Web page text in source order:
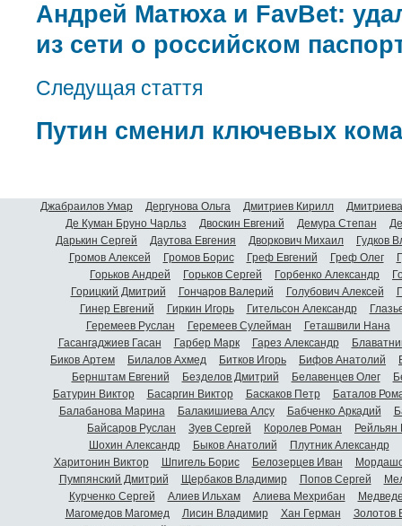
Андрей Матюха и FavBet:
из сети о российском
Следущая стаття
Путин сменил ключевых
Джабраилов Умар Дергунова Ольга Дмитриев Кирилл
Де Куман Бруно Чарльз
Двоскин Евгений Демура Степан
Дарькин Сергей
Даутова Евгения Дворкович Михаил
Гудков
Громов Алексей
Громов Борис Греф Евгений Греф Олег
Горьков Андрей
Горьков Сергей Горбенко Александр
Горицкий Дмитрий
Гончаров Валерий Голубович Алексей
Гинер Евгений
Гиркин Игорь Гительсон Александр
Геремеев Руслан
Геремеев Сулейман
Геташвили Нана
Гасангаджиев Гасан
Гарбер Марк Гарез Александр
Биков Артем
Билалов Ахмед Битков Игорь Бифов Анатолий
Бернштам Евгений
Безделов Дмитрий Белавенцев Олег
Батурин Виктор
Басаргин Виктор Баскаков Петр
Баталов
Балабанова Марина
Балакишиева Алсу Бабченко Аркадий
Байсаров Руслан
Зуев Сергей Королев Роман
Шохин Александр
Быков Анатолий Плутник Александр
Харитонин Виктор
Шпигель Борис Белозерцев Иван
Пумпянский Дмитрий
Щербаков Владимир Попов Сергей
Курченко Сергей
Алиев Ильхам Алиева Мехрибан
Магомедов Магомед
Лисин Владимир Хан Герман
Золотов